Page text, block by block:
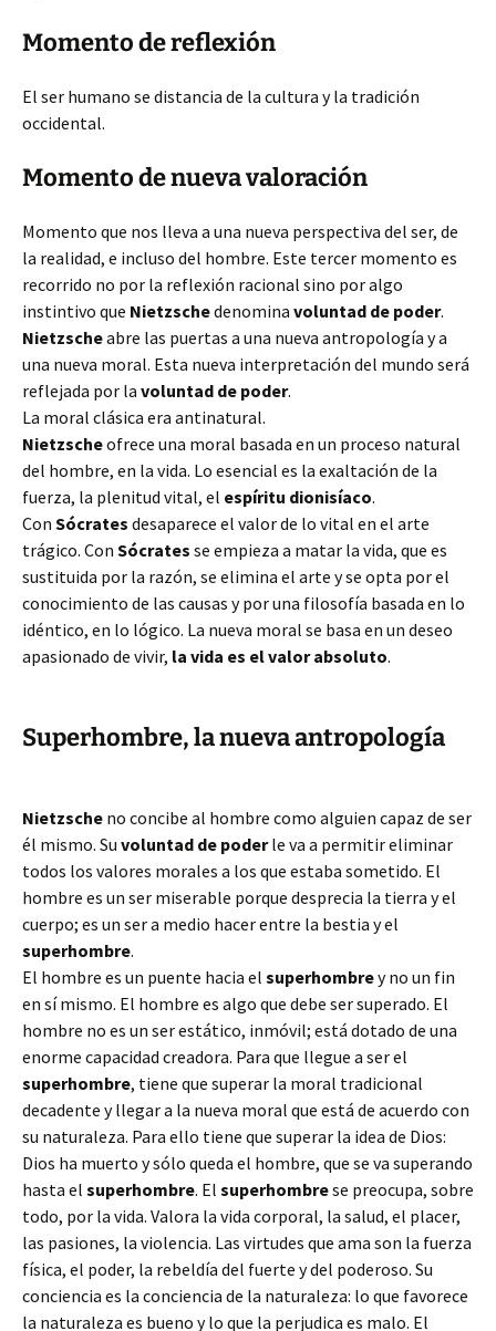
Momento de reflexión
El ser humano se distancia de la cultura y la tradición
occidental.
Momento de nueva valoración
Momento que nos lleva a una nueva perspectiva del ser, de
la realidad, e incluso del hombre. Este tercer momento es
recorrido no por la reflexión racional sino por algo
instintivo que Nietzschedenomina voluntad de poder.
Nietzscheabre las puertas a una nueva antropología y a
una nueva moral. Esta nueva interpretación del mundo será
reflejada por la voluntad de poder.
La moral clásica era antinatural.
Nietzscheofrece una moral basada en un proceso natural
del hombre, en la vida. Lo esencial es la exaltación de la
fuerza, la plenitud vital, el espíritu dionisíaco.
Con Sócrates desaparece el valor de lo vital en el arte
trágico. Con Sócrates se empieza a matar la vida, que es
sustituida por la razón, se elimina el arte y se opta por el
conocimiento de las causas y por una filosofía basada en lo
idéntico, en lo lógico. La nueva moral se basa en un deseo
apasionado de vivir, la vida es el valor absoluto.
Superhombre, la nueva antropología
Nietzsche no concibe al hombre como alguien capaz de ser
él mismo. Su voluntad de poderle va a permitir eliminar
todos los valores morales a los que estaba sometido. El
hombre es un ser miserable porque desprecia la tierra y el
cuerpo; es un ser a medio hacer entre la bestia y el
superhombre.
El hombre es un puente hacia el superhombrey no un fin
en sí mismo. El hombre es algo que debe ser superado. El
hombre no es un ser estático, inmóvil; está dotado de una
enorme capacidad creadora. Para que llegue a ser el
superhombre, tiene que superar la moral tradicional
decadente y llegar a la nueva moral que está de acuerdo con
su naturaleza. Para ello tiene que superar la idea de Dios:
Dios ha muerto y sólo queda el hombre, que se va superando
hasta el superhombre. El superhombrese preocupa, sobre
todo, por la vida. Valora la vida corporal, la salud, el placer,
las pasiones, la violencia. Las virtudes que ama son la fuerza
física, el poder, la rebeldía del fuerte y del poderoso. Su
conciencia es la conciencia de la naturaleza: lo que favorece
la naturaleza es bueno y lo que la perjudica es malo. El